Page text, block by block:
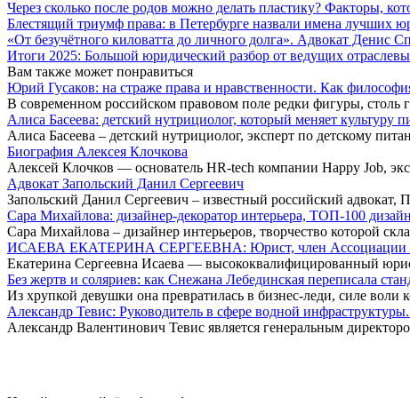
Через сколько после родов можно делать пластику? Факторы,
Блестящий триумф права: в Петербурге назвали имена лучших
«От безучётного киловатта до личного долга». Адвокат
Итоги 2025: Большой юридический разбор от ведущих
Вам также может понравиться
Юрий Гусаков: на страже права и нравственности. Как
В современном российском правовом поле редки фигуры,
Алиса Басеева: детский нутрициолог, который меняет культуру
Алиса Басеева – детский нутрициолог, эксперт по детскому
Биография Алексея Клочкова
Алексей Клочков — основатель HR-tech компании Happy Job,
Адвокат Запольский Данил Сергеевич
Запольский Данил Сергеевич – известный российский адвокат,
Сара Михайлова: дизайнер-декоратор интерьера, ТОП-100
Сара Михайлова – дизайнер интерьеров, творчество которой
ИСАЕВА ЕКАТЕРИНА СЕРГЕЕВНА: Юрист, член Ассоциации
Екатерина Сергеевна Исаева — высококвалифицированный
Без жертв и соляриев: как Снежана Лебединская переписала
Из хрупкой девушки она превратилась в бизнес-леди, силе воли
Александр Тевис: Руководитель в сфере водной
Александр Валентинович Тевис является генеральным